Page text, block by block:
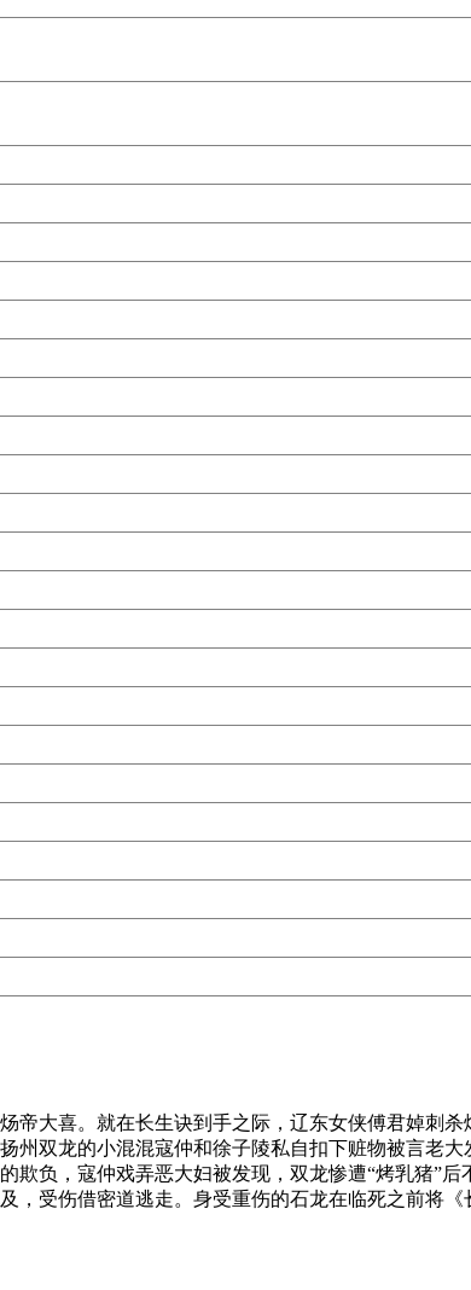
大喜。就在长生诀到手之际，辽东女侠傅君婥刺杀
双龙的小混混寇仲和徐子陵私自扣下赃物被言老大
负，寇仲戏弄恶大妇被发现，双龙惨遭“烤乳猪”后
受伤借密道逃走。身受重伤的石龙在临死之前将《